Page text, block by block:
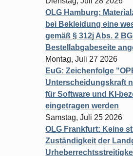
OLG Hamburg:
bei Bekleidung eine
gemäß § 312j Abs. 2
Bestellabgabeseite
Montag, Juli 27 2026
EuG: Zeichenfolge
Unterscheidungskraft
für Software und KI-
eingetragen werden
Samstag, Juli 25 2026
OLG Frankfurt: Keine
Zuständigkeit der